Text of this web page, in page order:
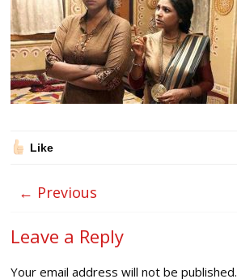
Like
← Previous
Leave a Reply
Your email address will not be published.